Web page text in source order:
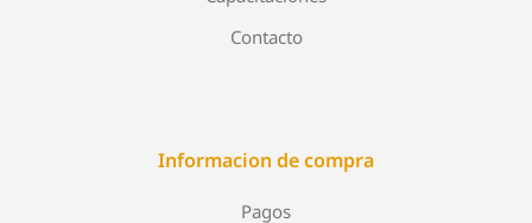
Contacto
Informacion de compra
Pagos